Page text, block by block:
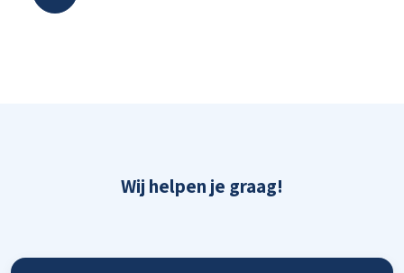
Wij helpen je graag!